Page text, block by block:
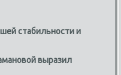
стабильности и
выразил